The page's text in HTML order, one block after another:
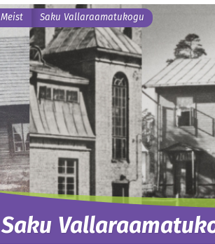
Meist Saku Vallaraamatukogu
Saku